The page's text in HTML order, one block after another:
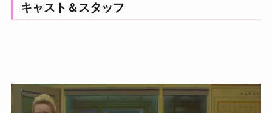
キャスト＆スタッフ